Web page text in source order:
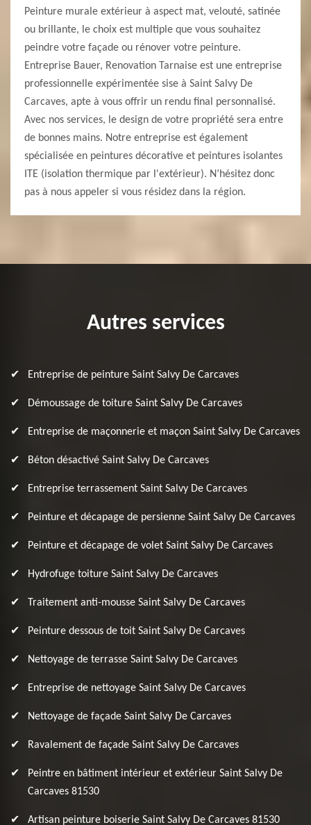
Peinture murale extérieur à aspect mat, velouté, satinée
ou brillante, le choix est multiple que vous souhaitez
peindre votre façade ou rénover votre peinture.
Entreprise Bauer, Renovation Tarnaise est une entreprise
professionnelle expérimentée sise à Saint Salvy De
Carcaves, apte à vous offrir un rendu final personnalisé.
Avec nos services, le design de votre propriété sera entre
de bonnes mains. Notre entreprise est également
spécialisée en peintures décorative et peintures isolantes
ITE (isolation thermique par l'extérieur). N’hésitez donc
pas à nous appeler si vous résidez dans la région.
Autres services
Entreprise de peinture Saint Salvy De Carcaves
Démoussage de toiture Saint Salvy De Carcaves
Entreprise de maçonnerie et maçon Saint Salvy De Carcaves
Béton désactivé Saint Salvy De Carcaves
Entreprise terrassement Saint Salvy De Carcaves
Peinture et décapage de persienne Saint Salvy De Carcaves
Peinture et décapage de volet Saint Salvy De Carcaves
Hydrofuge toiture Saint Salvy De Carcaves
Traitement anti-mousse Saint Salvy De Carcaves
Peinture dessous de toit Saint Salvy De Carcaves
Nettoyage de terrasse Saint Salvy De Carcaves
Entreprise de nettoyage Saint Salvy De Carcaves
Nettoyage de façade Saint Salvy De Carcaves
Ravalement de façade Saint Salvy De Carcaves
Peintre en bâtiment intérieur et extérieur Saint Salvy De
Carcaves 81530
Artisan peinture boiserie Saint Salvy De Carcaves 81530